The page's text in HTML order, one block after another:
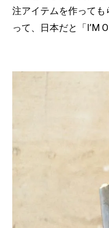
注アイテムを作って
って、日本だと「I’M